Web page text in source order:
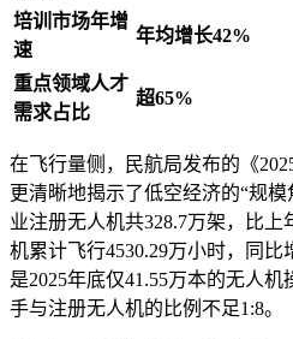
培训市场年增
速
年均增长42%
重点领域人才
需求占比
超65%
在飞行量侧，民航局发布的《
更清晰地揭示了低空经济的“规
业注册无人机共328.7万架，比上
机累计飞行4530.29万小时，同比
是2025年底仅41.55万本的无人
手与注册无人机的比例不足1:8。